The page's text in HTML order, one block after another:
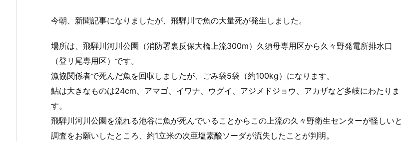
今朝、新聞記事になりましたが、飛騨川で魚の大量死が発生しました。
場所は、飛騨川河川公園（消防署裏反保大橋上流300m）久須母専用区から久々野発電所排水口
（登リ尾専用区）です。
漁協関係者で死んだ魚を回収しましたが、ごみ袋5袋（約100kg）になります。
鮎は大きなものは24cm、アマゴ、イワナ、ウグイ、アジメドジョウ、アカザなど多岐にわたりま
す。
飛騨川河川公園を流れる池谷に魚が死んでいることからこの上流の久々野衛生センターが怪しいと
調査をお願いしたところ、約1立米の次亜塩素酸ソーダが流失したことが判明。